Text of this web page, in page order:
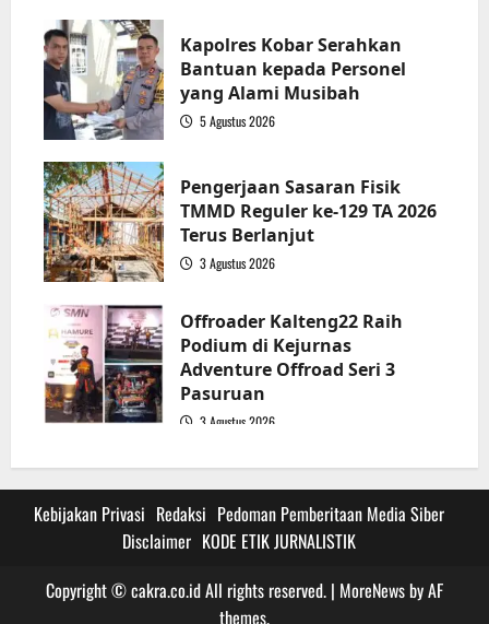
Kapolres Kobar Serahkan
Bantuan kepada Personel
yang Alami Musibah
5 Agustus 2026
Pengerjaan Sasaran Fisik
TMMD Reguler ke-129 TA 2026
Terus Berlanjut
3 Agustus 2026
Offroader Kalteng22 Raih
Podium di Kejurnas
Adventure Offroad Seri 3
Pasuruan
3 Agustus 2026
Kebijakan Privasi Redaksi Pedoman Pemberitaan Media Siber
Disclaimer KODE ETIK JURNALISTIK
Copyright © cakra.co.id All rights reserved. | MoreNewsby AF
themes.